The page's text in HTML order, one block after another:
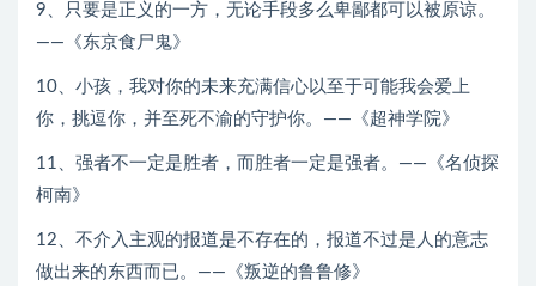
9、只要是正义的一方，无论手段多么卑鄙都可以被原谅。
——《东京食尸鬼》
10、小孩，我对你的未来充满信心以至于可能我会爱上
你，挑逗你，并至死不渝的守护你。——《超神学院》
11、强者不一定是胜者，而胜者一定是强者。——《名侦探
柯南》
12、不介入主观的报道是不存在的，报道不过是人的意志
做出来的东西而已。——《叛逆的鲁鲁修》